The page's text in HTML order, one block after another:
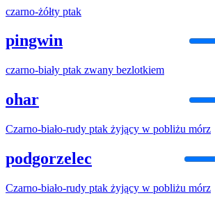
czarno-żółty ptak
pingwin
czarno-biały ptak zwany bezlotkiem
ohar
Czarno-biało-rudy ptak żyjący w pobliżu mórz
podgorzelec
Czarno-biało-rudy ptak żyjący w pobliżu mórz